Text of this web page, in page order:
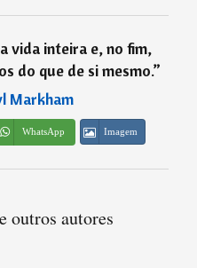
vida inteira e, no fim,
do que de si mesmo.”
Markham
WhatsApp Imagem
outros autores